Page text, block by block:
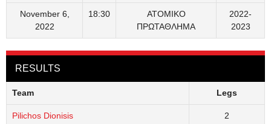
November 6,
2022
18:30
ΑΤΟΜΙΚΟ
ΠΡΩΤΑΘΛΗΜΑ
2022-
2023
RESULTS
Team Legs
Pilichos Dionisis 2